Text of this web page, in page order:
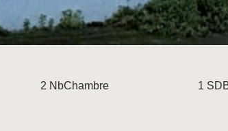
2 NbChambre 1